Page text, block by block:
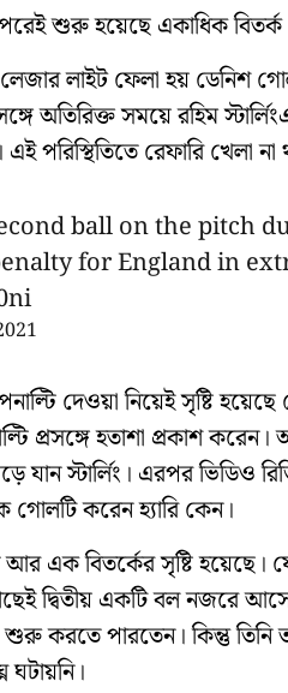
পরেই শুরু হয়েছে একাধিক
লাইট ফেলা হয় ডেনিশ
অতিরিক্ত সময়ে রহিম
পরিস্থিতিতে রেফারি খেলা না
ball on the pitch
for England in
দেওয়া নিয়েই সৃষ্টি
প্রসঙ্গে হতাশা প্রকাশ
যান স্টার্লিং। এরপর ভিডিও
গোলটি করেন হ্যারি কেন।
এক বিতর্কের সৃষ্টি হয়েছে।
দ্বিতীয় একটি বল নজরে
করতে পারতেন। কিন্তু তিনি
ঘটায়নি।